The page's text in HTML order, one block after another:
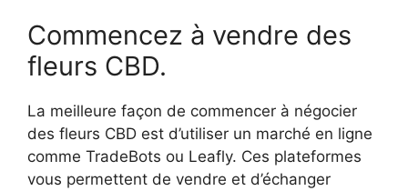
Commencez à vendre des
fleurs CBD.
La meilleure façon de commencer à négocier
des fleurs CBD est d’utiliser un marché en ligne
comme TradeBots ou Leafly. Ces plateformes
vous permettent de vendre et d’échanger